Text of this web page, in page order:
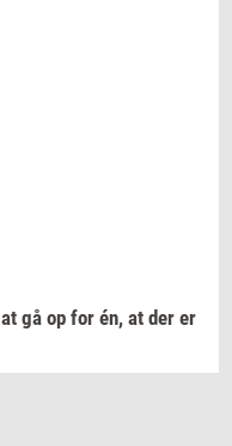
at gå op for én, at der er